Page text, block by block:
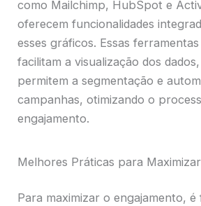
como Mailchimp, HubSpot e
oferecem funcionalidades
esses gráficos. Essas
facilitam a visualização dos
permitem a segmentação e
campanhas, otimizando o
engajamento.
Melhores Práticas para
Para maximizar o engajamento, é